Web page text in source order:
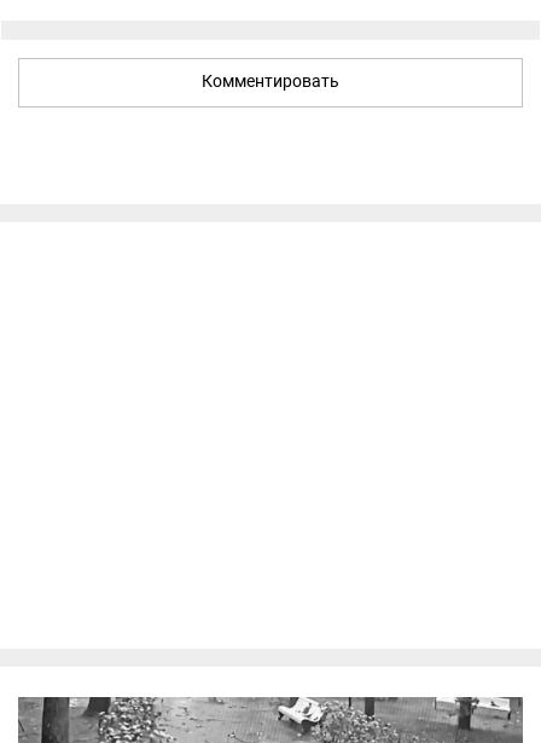
Комментировать